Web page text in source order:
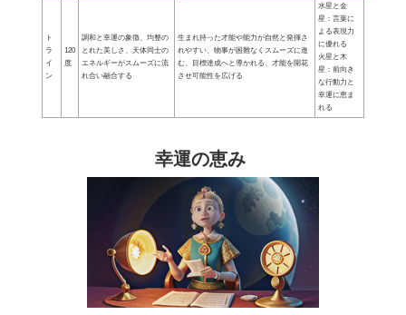
ト
ラ
イ
ン
120
度
調和と幸運の象徴、均整の
とれた美しさ、天体同士の
エネルギーがスムーズに流
れ合い融合する
生まれ持った才能や能力が自然と発揮さ
れやすい、物事が困難なくスムーズに進
む、目標達成へと導かれる、才能を開花
させ可能性を広げる
水星と金
星：言葉に
よる表現力
に優れる
火星と木
星：前向き
な行動力と
幸運に恵ま
れる
幸運の恵み